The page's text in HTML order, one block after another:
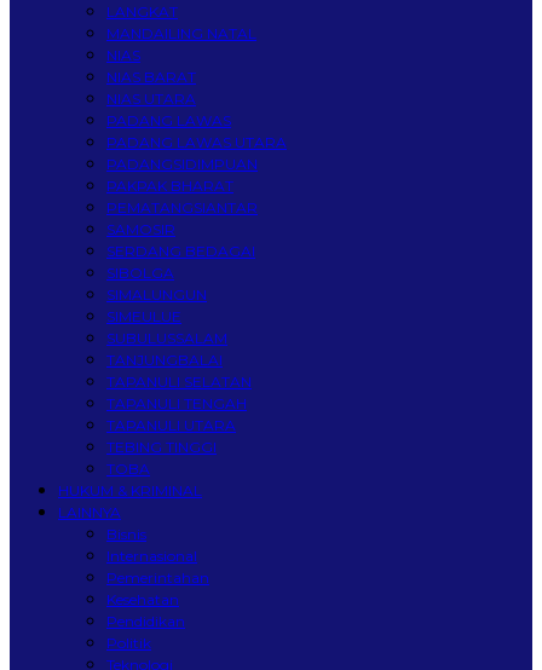
LANGKAT
MANDAILING NATAL
NIAS
NIAS BARAT
NIAS UTARA
PADANG LAWAS
PADANG LAWAS UTARA
PADANGSIDIMPUAN
PAKPAK BHARAT
PEMATANGSIANTAR
SAMOSIR
SERDANG BEDAGAI
SIBOLGA
SIMALUNGUN
SIMEULUE
SUBULUSSALAM
TANJUNGBALAI
TAPANULI SELATAN
TAPANULI TENGAH
TAPANULI UTARA
TEBING TINGGI
TOBA
HUKUM & KRIMINAL
LAINNYA
Bisnis
Internasional
Pemerintahan
Kesehatan
Pendidikan
Politik
Teknologi